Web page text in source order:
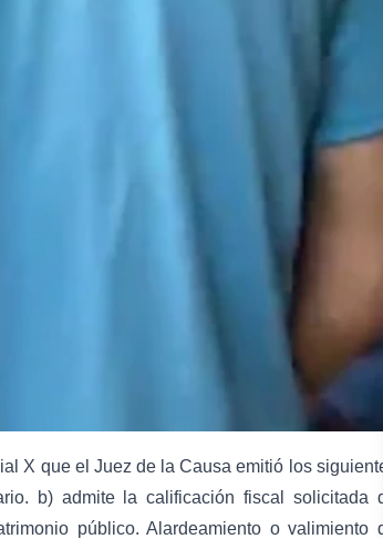
X que el Juez de la Causa emitió los
b) admite la calificación fiscal solicitada
público. Alardeamiento o valimiento